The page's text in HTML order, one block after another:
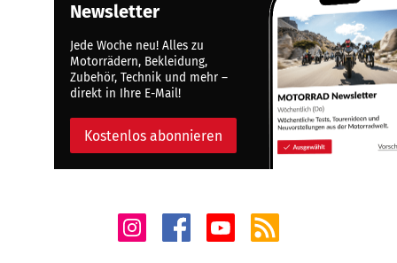
Newsletter
Jede Woche neu! Alles zu
Motorrädern, Bekleidung,
Zubehör, Technik und mehr –
direkt in Ihre E-Mail!
Kostenlos abonnieren